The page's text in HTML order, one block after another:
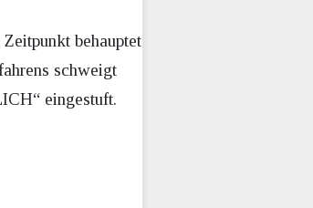
behauptet
schweigt
eingestuft.